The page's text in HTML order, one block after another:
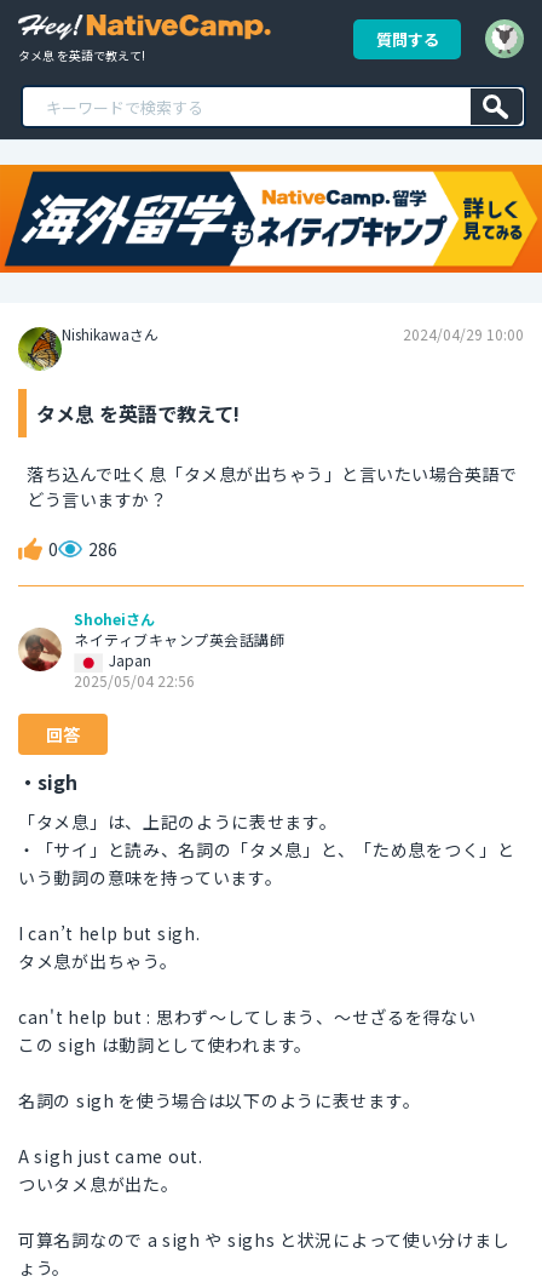
タメ息 を英語で教えて!
質問する
Nishikawaさん 2024/04/29 10:00
タメ息 を英語で教えて!
落ち込んで吐く息「タメ息が出ちゃう」と言いたい場合英語で
どう言いますか？
0 286
Shoheiさん
ネイティブキャンプ英会話講師
Japan
2025/05/04 22:56
回答
・sigh
「タメ息」は、上記のように表せます。
・「サイ」と読み、名詞の「タメ息」と、「ため息をつく」と
いう動詞の意味を持っています。
I can’t help but sigh.
タメ息が出ちゃう。
can't help but : 思わず〜してしまう、〜せざるを得ない
この sigh は動詞として使われます。
名詞の sigh を使う場合は以下のように表せます。
A sigh just came out.
ついタメ息が出た。
可算名詞なので a sigh や sighs と状況によって使い分けまし
ょう。